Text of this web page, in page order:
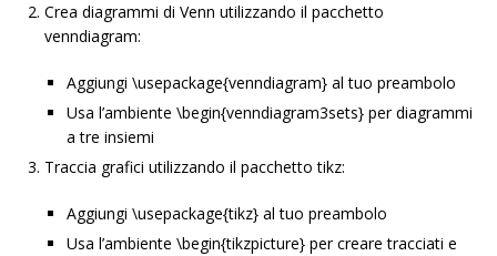
Crea diagrammi di Venn utilizzando il pacchetto
venndiagram:
Aggiungi \usepackage{venndiagram} al tuo preambolo
Usa l’ambiente \begin{venndiagram3sets} per diagrammi
a tre insiemi
Traccia grafici utilizzando il pacchetto tikz:
Aggiungi \usepackage{tikz} al tuo preambolo
Usa l’ambiente \begin{tikzpicture} per creare tracciati e